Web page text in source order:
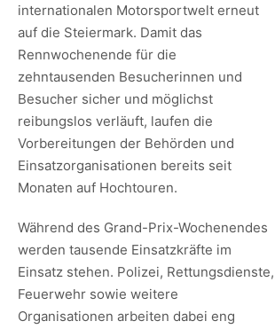
internationalen Motorsportwelt erneut
auf die Steiermark. Damit das
Rennwochenende für die
zehntausenden Besucherinnen und
Besucher sicher und möglichst
reibungslos verläuft, laufen die
Vorbereitungen der Behörden und
Einsatzorganisationen bereits seit
Monaten auf Hochtouren.
Während des Grand-Prix-Wochenendes
werden tausende Einsatzkräfte im
Einsatz stehen. Polizei, Rettungsdienste,
Feuerwehr sowie weitere
Organisationen arbeiten dabei eng